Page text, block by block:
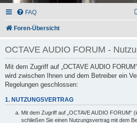
FAQ
Foren-Übersicht
OCTAVE AUDIO FORUM -
Mit dem Zugriff auf „OCTAVE AUDIO
wird zwischen Ihnen und dem Betreiber ein
Regelungen geschlossen:
1. NUTZUNGSVERTRAG
Mit dem Zugriff auf „OCTAVE AUDIO FORUM“
schließen Sie einen Nutzungsvertrag mit dem